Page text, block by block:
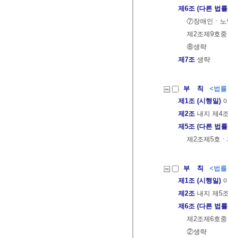
제6조 (다른 법
⑦장애인ㆍ노
제2조제9호
⑧생략
제7조 생략
부 칙
<법
제1조 (시행일)
제2조 내지 제4
제5조 (다른 법
제2조제5호
부 칙
<법
제1조 (시행일)
제2조 내지 제5
제6조 (다른 법
제2조제6호중
②생략